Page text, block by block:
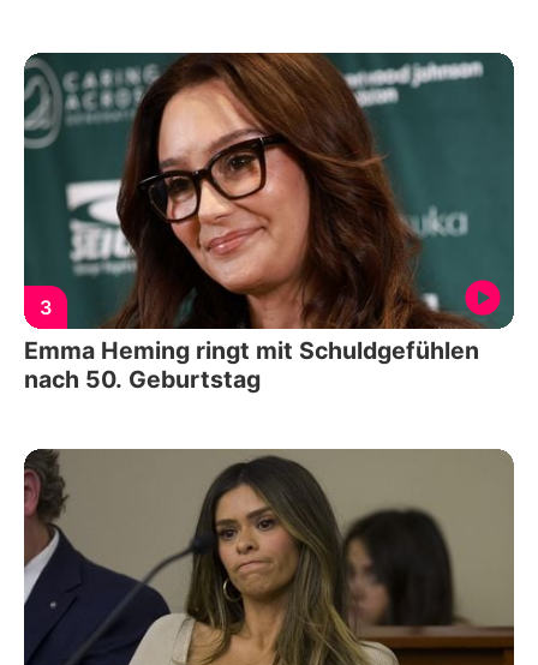
3
Emma Heming ringt mit Schuldgefühlen
nach 50. Geburtstag